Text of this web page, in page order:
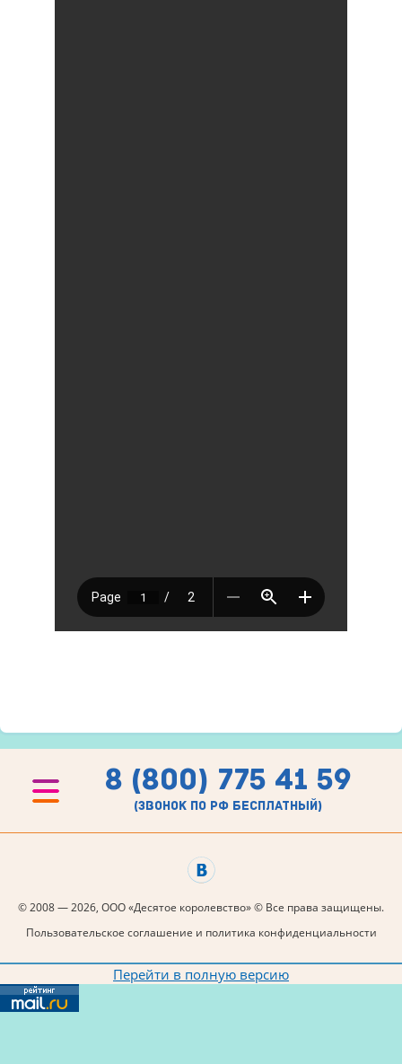
8 (800) 775 41 59
(звонок по рф бесплатный)
© 2008 — 2026, ООО «Десятое королевство» © Все права защищены.
Пользовательское соглашение и политика конфиденциальности
Перейти в полную версию